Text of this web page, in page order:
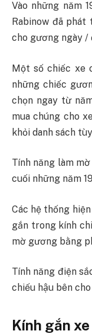
Vào những năm
Rabinow đã
cho gương ngày /
Một số chiếc xe
những chiếc
chọn ngay từ
mua chúng cho
khỏi danh sách
Tính năng làm
cuối những năm
Các hệ thống
gắn trong kính
mờ gương bằng
Tính năng điện
chiếu hậu bên
Kính gắn